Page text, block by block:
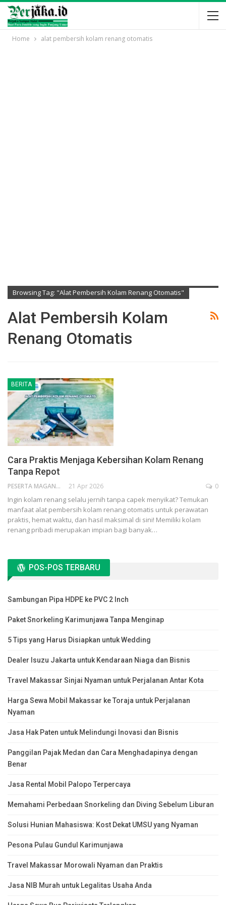
Home alat pembersih kolam renang otomatis
Browsing Tag: "alat Pembersih Kolam Renang Otomatis"
Alat Pembersih Kolam
Renang Otomatis
BERITA
Cara Praktis Menjaga Kebersihan Kolam Renang
Tanpa Repot
PESERTA MAGANG 21 Apr 2026 0
Ingin kolam renang selalu jernih tanpa capek menyikat? Temukan
manfaat alat pembersih kolam renang otomatis untuk perawatan
praktis, hemat waktu, dan hasil maksimal di sini! Memiliki kolam
renang pribadi merupakan impian bagi banyak…
POS-POS TERBARU
Sambungan Pipa HDPE ke PVC 2 Inch
Paket Snorkeling Karimunjawa Tanpa Menginap
5 Tips yang Harus Disiapkan untuk Wedding
Dealer Isuzu Jakarta untuk Kendaraan Niaga dan Bisnis
Travel Makassar Sinjai Nyaman untuk Perjalanan Antar Kota
Harga Sewa Mobil Makassar ke Toraja untuk Perjalanan
Nyaman
Jasa Hak Paten untuk Melindungi Inovasi dan Bisnis
Panggilan Pajak Medan dan Cara Menghadapinya dengan
Benar
Jasa Rental Mobil Palopo Terpercaya
Memahami Perbedaan Snorkeling dan Diving Sebelum Liburan
Solusi Hunian Mahasiswa: Kost Dekat UMSU yang Nyaman
Pesona Pulau Gundul Karimunjawa
Travel Makassar Morowali Nyaman dan Praktis
Jasa NIB Murah untuk Legalitas Usaha Anda